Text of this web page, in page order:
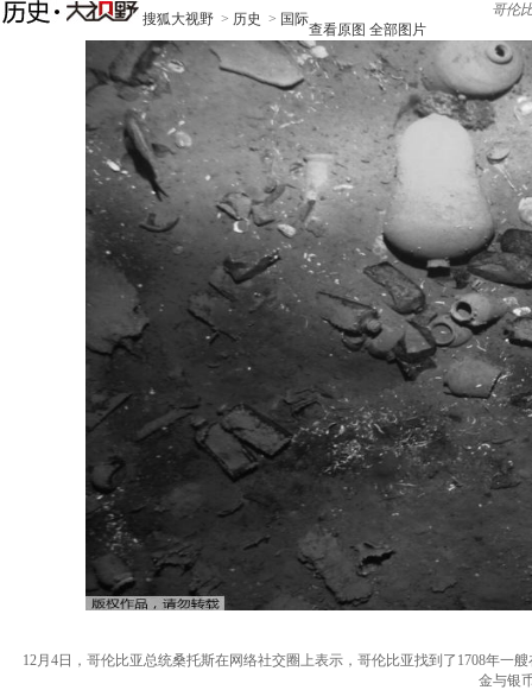
搜狐大视野 > 历史 > 国际
哥伦
查看原图 全部图片
12月4日，哥伦比亚总统桑托斯在网络社交圈上表示，哥伦比亚找到了1708年
金与银